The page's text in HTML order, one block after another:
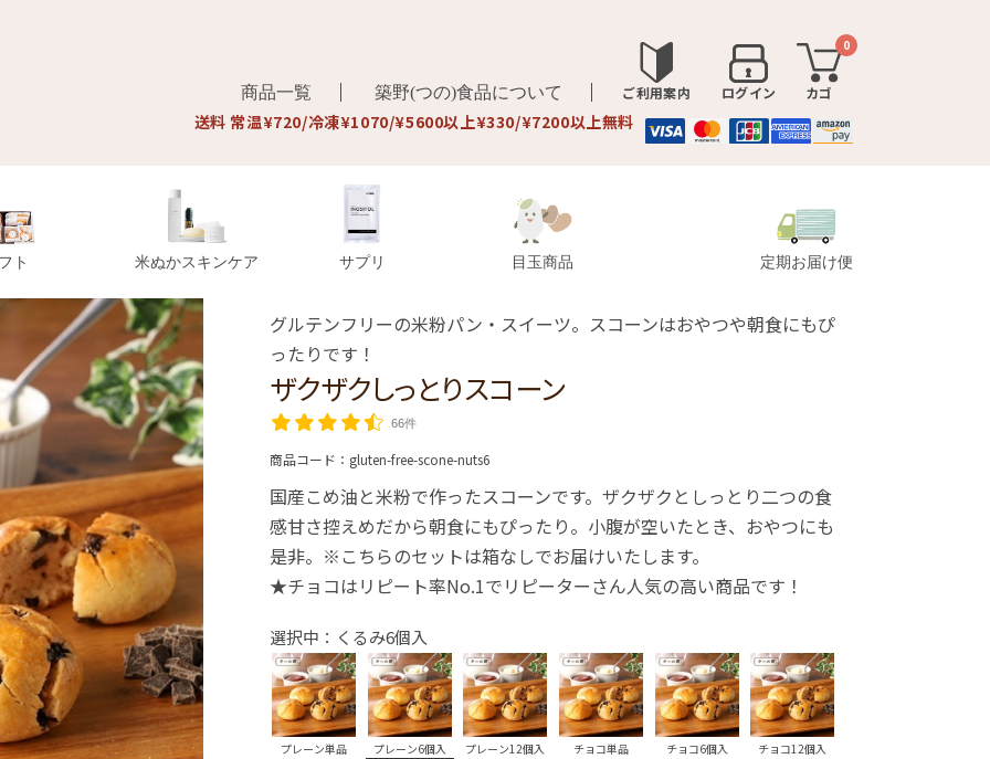
商品一覧 築野(つの)食品について ご利用案内 ログイン カゴ
0
送料 常温¥720/冷凍¥1070/¥5600以上¥330/¥7200以上無料
ト 米ぬかスキンケア サプリ 目玉商品 定期お届け便
グルテンフリーの米粉パン・スイーツ。スコーンはおやつや朝食にもぴ
ったりです！
ザクザクしっとりスコーン
66件
商品コード： gluten-free-scone-nuts6
国産こめ油と米粉で作ったスコーンです。ザクザクとしっとり二つの食
感甘さ控えめだから朝食にもぴったり。小腹が空いたとき、おやつにも
是非。※こちらのセットは箱なしでお届けいたします。
★チョコはリピート率No.1でリピーターさん人気の高い商品です！
選択中：くるみ6個入
プレーン単品 プレーン6個入 プレーン12個入 チョコ単品 チョコ6個入 チョコ12個入